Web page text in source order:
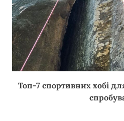
Топ-7 спортивних хобі